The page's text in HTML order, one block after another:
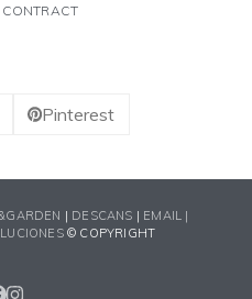
Pinterest
| DESCANS | EMAIL |
© COPYRIGHT